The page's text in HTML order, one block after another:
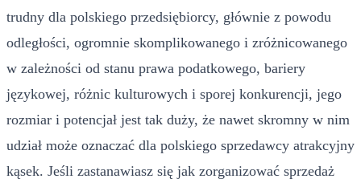
trudny dla polskiego przedsiębiorcy, głównie z powodu
odległości, ogromnie skomplikowanego i zróżnicowanego
w zależności od stanu prawa podatkowego, bariery
językowej, różnic kulturowych i sporej konkurencji, jego
rozmiar i potencjał jest tak duży, że nawet skromny w nim
udział może oznaczać dla polskiego sprzedawcy atrakcyjny
kąsek. Jeśli zastanawiasz się jak zorganizować sprzedaż